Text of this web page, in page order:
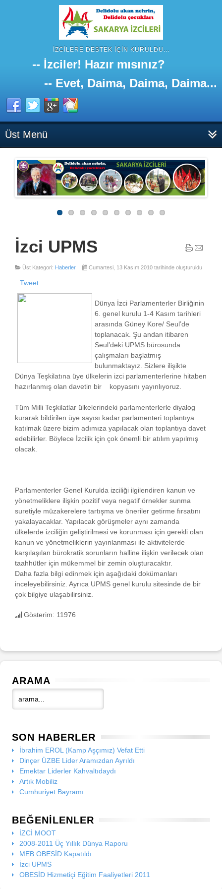
İZCILERE DESTEK IÇIN KURULDU...
-- İzciler! Hazır mısınız?
-- Evet, Daima, Daima, Daima...
Üst Menü
İzci UPMS
Üst Kategori: Haberler Cumartesi, 13 Kasım 2010 tarihinde oluşturuldu
Tweet
Dünya İzci Parlamenterler Birliğinin
6. genel kurulu 1-4 Kasım tarihleri
arasında Güney Kore/ Seul’de
toplanacak. Şu andan itibaren
Seul’deki UPMS bürosunda
çalışmaları başlatmış
bulunmaktayız. Sizlere ilişikte
Dünya Teşkilatına üye ülkelerin izci parlamenterlerine hitaben
hazırlanmış olan davetin bir kopyasını yayınlıyoruz.
Tüm Milli Teşkilatlar ülkelerindeki parlamenterlerle diyalog
kurarak bildirilen üye sayısı kadar parlamenteri toplantıya
katılmak üzere bizim adımıza yapılacak olan toplantıya davet
edebilirler. Böylece İzcilik için çok önemli bir atılım yapılmış
olacak.
Parlamenterler Genel Kurulda izciliği ilgilendiren kanun ve
yönetmeliklere ilişkin pozitif veya negatif örnekler sunma
suretiyle müzakerelere tartışma ve öneriler getirme fırsatını
yakalayacaklar. Yapılacak görüşmeler aynı zamanda
ülkelerde izciliğin geliştirilmesi ve korunması için gerekli olan
kanun ve yönetmeliklerin yayınlanması ile aktivitelerde
karşılaşılan bürokratik sorunların halline ilişkin verilecek olan
taahhütler için mükemmel bir zemin oluşturacaktır.
Daha fazla bilgi edinmek için aşağıdaki dokümanları
inceleyebilirsiniz. Ayrıca UPMS genel kurulu sitesinde de bir
çok bilgiye ulaşabilirsiniz.
Gösterim: 11976
ARAMA
SON HABERLER
İbrahim EROL (Kamp Aşçımız) Vefat Etti
Dinçer ÜZBE Lider Aramızdan Ayrıldı
Emektar Liderler Kahvaltıdaydı
Artık Mobiliz
Cumhuriyet Bayramı
BEĞENILENLER
İZCİ MOOT
2008-2011 Üç Yıllık Dünya Raporu
MEB OBESİD Kapatıldı
İzci UPMS
OBESİD Hizmetiçi Eğitim Faaliyetleri 2011